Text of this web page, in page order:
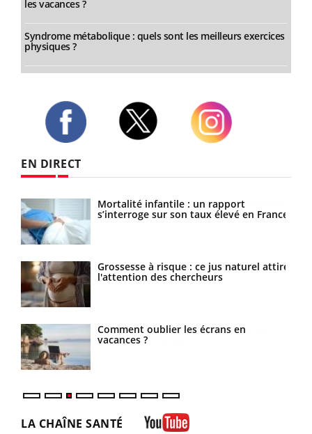
les vacances ?
Syndrome métabolique : quels sont les meilleurs exercices
physiques ?
EN DIRECT
Mortalité infantile : un rapport
s’interroge sur son taux élevé en France
Grossesse à risque : ce jus naturel attire
l'attention des chercheurs
Comment oublier les écrans en
vacances ?
LA CHAÎNE SANTÉ